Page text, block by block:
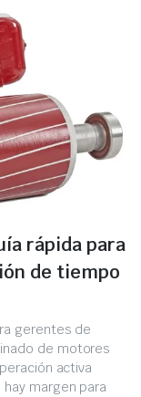
rápida para
de tiempo
gerentes de
de motores
activa
margen para